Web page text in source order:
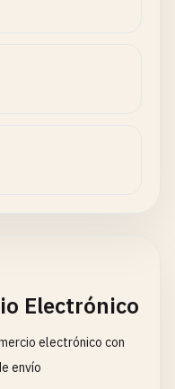
Electrónico
electrónico con
envío